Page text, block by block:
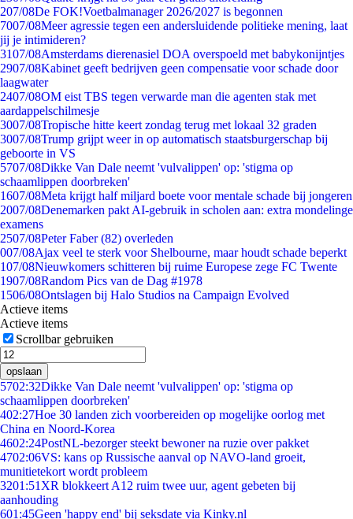
207/08De FOK!Voetbalmanager 2026/2027 is begonnen
7007/08Meer agressie tegen een andersluidende politieke mening, laat
jij je intimideren?
3107/08Amsterdams dierenasiel DOA overspoeld met babykonijntjes
2907/08Kabinet geeft bedrijven geen compensatie voor schade door
laagwater
2407/08OM eist TBS tegen verwarde man die agenten stak met
aardappelschilmesje
3007/08Tropische hitte keert zondag terug met lokaal 32 graden
3007/08Trump grijpt weer in op automatisch staatsburgerschap bij
geboorte in VS
5707/08Dikke Van Dale neemt 'vulvalippen' op: 'stigma op
schaamlippen doorbreken'
1607/08Meta krijgt half miljard boete voor mentale schade bij jongeren
2007/08Denemarken pakt AI-gebruik in scholen aan: extra mondelinge
examens
2507/08Peter Faber (82) overleden
007/08Ajax veel te sterk voor Shelbourne, maar houdt schade beperkt
107/08Nieuwkomers schitteren bij ruime Europese zege FC Twente
1907/08Random Pics van de Dag #1978
1506/08Ontslagen bij Halo Studios na Campaign Evolved
Actieve items
Actieve items
Scrollbar gebruiken
opslaan
5702:32Dikke Van Dale neemt 'vulvalippen' op: 'stigma op
schaamlippen doorbreken'
402:27Hoe 30 landen zich voorbereiden op mogelijke oorlog met
China en Noord-Korea
4602:24PostNL-bezorger steekt bewoner na ruzie over pakket
4702:06VS: kans op Russische aanval op NAVO-land groeit,
munitietekort wordt probleem
3201:51 XR blokkeert A12 ruim twee uur, agent gebeten bij
aanhouding
601:45Geen 'happy end' bij seksdate via Kinky.nl